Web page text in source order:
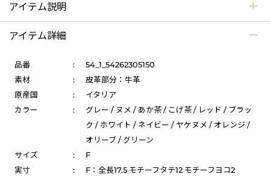
アイテム説明
アイテム詳細
品番 :
54_1_54262305150
素材
:
皮革部分：牛革
原産国
:
イタリア
カラー
:
グレー / ヌメ / あか茶 / こげ茶 / レッド / ブラッ
ク / ホワイト / ネイビー / ヤケヌメ / オレンジ /
オリーブ / グリーン
サイズ
:
F
実寸
: F：全長17.5 モチーフタテ12 モチーフヨコ2